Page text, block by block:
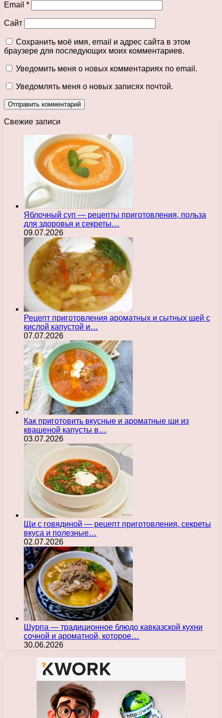
Email *
Сайт
Сохранить моё имя, email и адрес сайта в этом
браузере для последующих моих комментариев.
Уведомить меня о новых комментариях по email.
Уведомлять меня о новых записях почтой.
Свежие записи
Яблочный суп — рецепты приготовления, польза
для здоровья и секреты…
09.07.2026
Рецепт приготовления ароматных и сытных щей с
кислой капустой и…
07.07.2026
Как приготовить вкусные и ароматные щи из
квашеной капусты в…
03.07.2026
Щи с говядиной — рецепт приготовления, секреты
вкуса и полезные…
02.07.2026
Шурпа — традиционное блюдо кавказской кухни
сочной и ароматной, которое…
30.06.2026